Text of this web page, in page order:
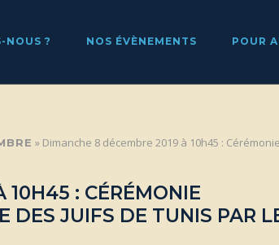
NOUS ? NOS ÉVÈNEMENTS POUR
» Dimanche 8 décembre 2019 à 10h45 :
10H45 : CÉRÉMONIE
DES JUIFS DE TUNIS PAR